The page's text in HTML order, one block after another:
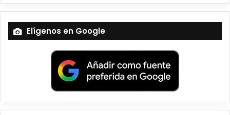
Elígenos en Google